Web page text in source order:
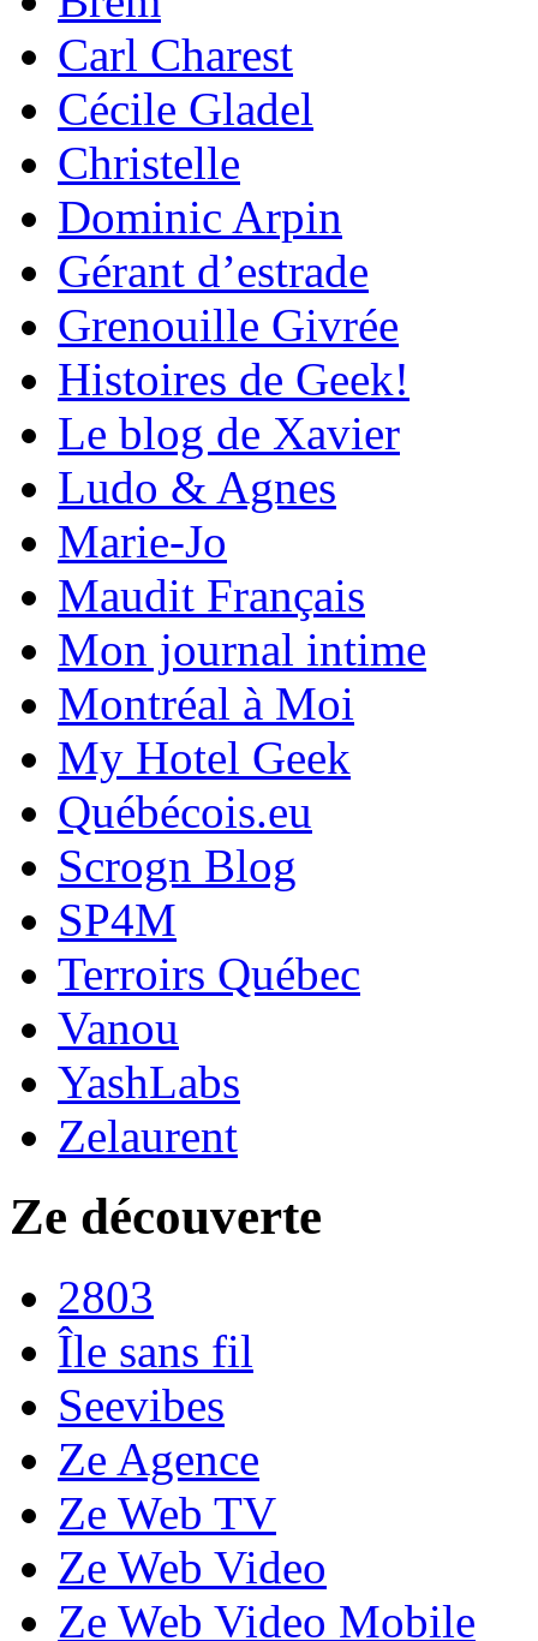
Carl Charest
Cécile Gladel
Christelle
Dominic Arpin
Gérant d’estrade
Grenouille Givrée
Histoires de Geek!
Le blog de Xavier
Ludo & Agnes
Marie-Jo
Maudit Français
Mon journal intime
Montréal à Moi
My Hotel Geek
Québécois.eu
Scrogn Blog
SP4M
Terroirs Québec
Vanou
YashLabs
Zelaurent
Ze découverte
2803
Île sans fil
Seevibes
Ze Agence
Ze Web TV
Ze Web Video
Ze Web Video Mobile